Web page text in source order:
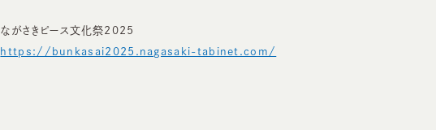
ながさきピース文化祭2025
https://bunkasai2025.nagasaki-tabinet.com/